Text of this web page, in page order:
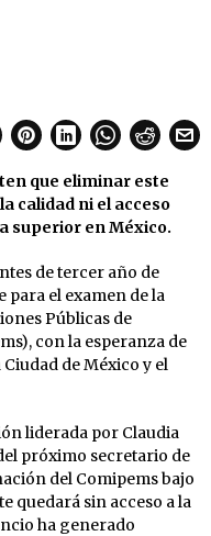
que eliminar este
calidad ni el acceso
superior en México.
de tercer año de
el examen de la
Públicas de
con la esperanza de
de México y el
liderada por Claudia
próximo secretario de
del Comipems bajo
quedará sin acceso a la
ha generado